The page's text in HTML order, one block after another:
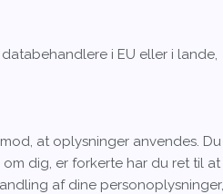
i EU eller i lande,
at oplysninger anvendes. Du
dig, er forkerte har du ret til at
af dine personoplysninger,